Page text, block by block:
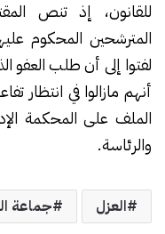
للقانون، إذ تنص
المترشحين المحكوم
لفتوا إلى أن طلب
أنهم مازالوا في انتظار
الملف على المحكمة
والرئاسة.
العزل جماعة